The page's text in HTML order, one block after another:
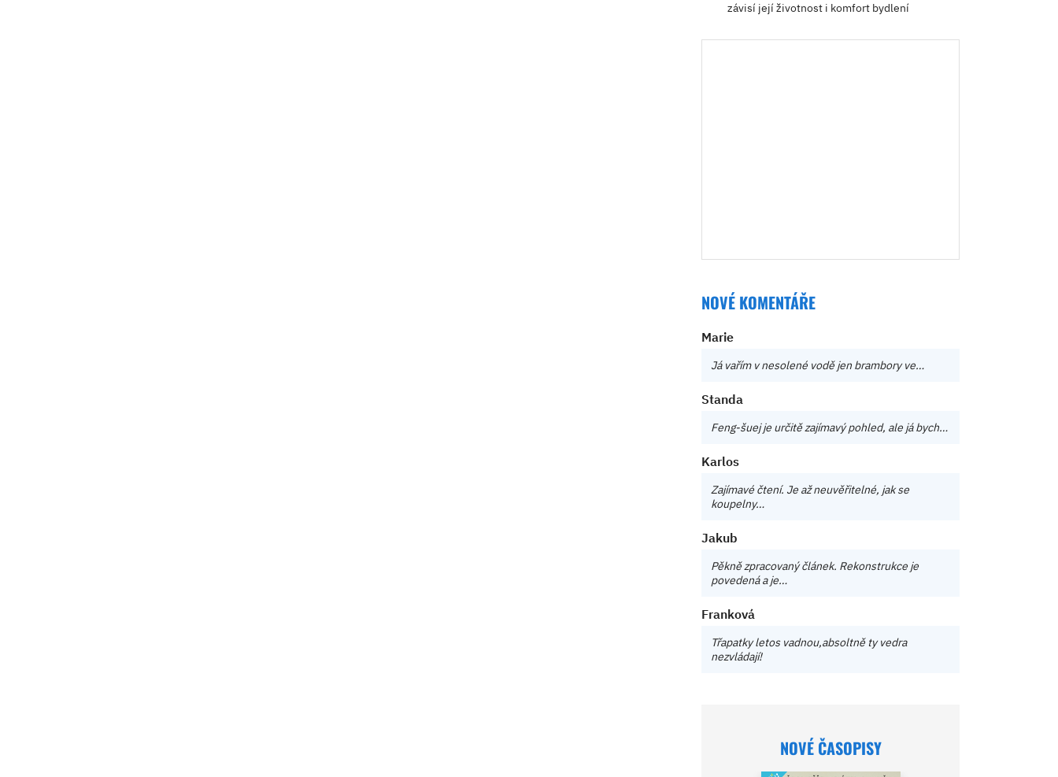
závisí její životnost i komfort bydlení
NOVÉ KOMENTÁŘE
Marie
Já vařím v nesolené vodě jen brambory ve…
Standa
Feng-šuej je určitě zajímavý pohled, ale já bych…
Karlos
Zajímavé čtení. Je až neuvěřitelné, jak se
koupelny…
Jakub
Pěkně zpracovaný článek. Rekonstrukce je
povedená a je…
Franková
Třapatky letos vadnou,absoltně ty vedra
nezvládají!
NOVÉ ČASOPISY